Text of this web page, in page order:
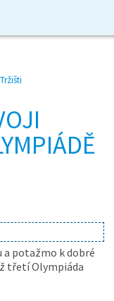
a potažmo k dobré
třetí Olympiáda